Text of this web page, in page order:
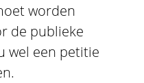
worden
de publieke
wel een petitie